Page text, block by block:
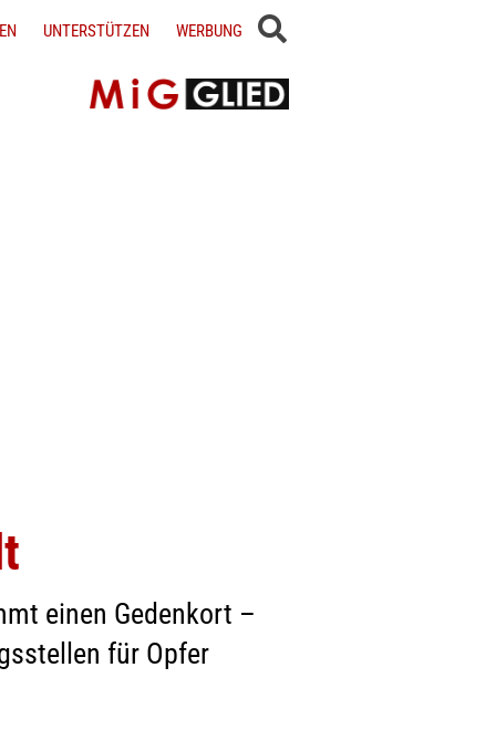
UNTERSTÜTZEN WERBUNG
einen Gedenkort –
für Opfer